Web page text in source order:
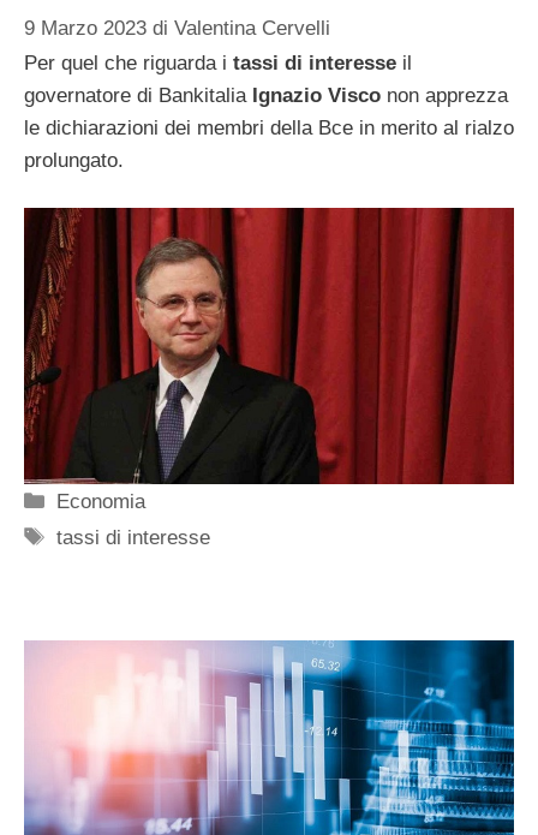
9 Marzo 2023 di Valentina Cervelli
Per quel che riguarda i tassi di interesse il
governatore di Bankitalia Ignazio Visco non apprezza
le dichiarazioni dei membri della Bce in merito al rialzo
prolungato.
Categorie
Economia
Tag
tassi di interesse